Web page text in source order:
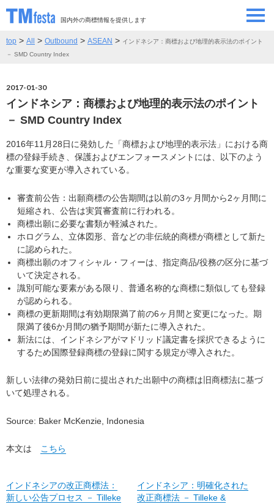
国内外の商標情報を提供します
SEMINAR/EVENT
CONTRIBUTORS 情報提供者
CONTACT お問い合わせ
top > All > Outbound > ASEAN > インドネシア：商標および地理的表示法のポイント
－ SMD Country Index
2017-01-30
インドネシア：商標および地理的表示法のポイント
－ SMD Country Index
2016年11月28日に発効した「商標および地理的表示法」における商
標の登録手続き、保護およびエンフォースメントには、以下のよう
な重要な変更が導入されている。
審査前公告：出願商標の公告期間は以前の3ヶ月間から2ヶ月間に
短縮され、公告は実質審査前に行われる。
商標出願に必要な書類が軽減された。
ホログラム、立体図形、音などの非伝統的商標が商標として新た
に認められた。
商標出願のオフィシャル・フィーは、指定商品/役務の区分に基づ
いて決定される。
識別可能な要素がある限り、普通名称的な商標に類似しても登録
が認められる。
商標の更新期間は有効期限満了前の6ヶ月間と変更になった。期
限満了後6か月間の猶予期間が新たに導入された。
新法には、インドネシアがマドリッド議定書を採択できるように
するため国際登録商標の登録に関する規定が導入された。
新しい法律の発効日前に提出された出願中の商標は旧商標法に基づ
いて処理される。
Source: Baker McKenzie, Indonesia
本文は こちら
インドネシアの改正商標法：
新しい公告プロセス － Tilleke
インドネシア：明確化された
改正商標法 － Tilleke &